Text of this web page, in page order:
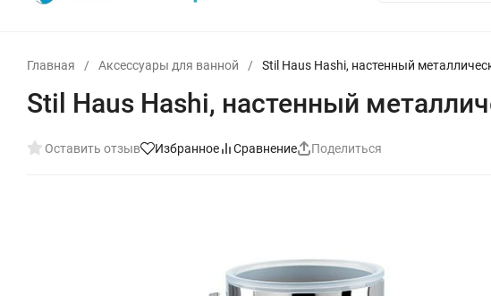
Главная / Аксессуары для ванной / Stil Haus Hashi, настенный
Stil Haus Hashi, настенный
Оставить отзыв Избранное Сравнение Поделиться